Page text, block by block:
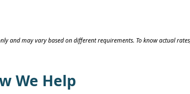
and may vary based on different requirements. To know actual
We Help